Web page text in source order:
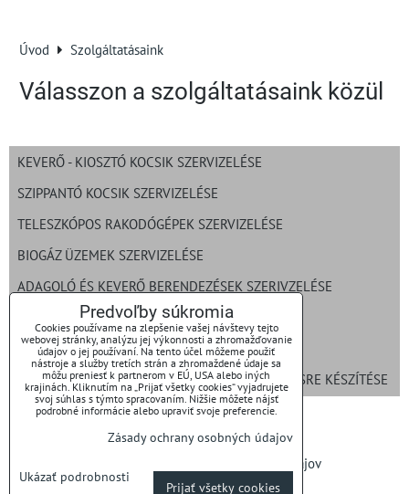
Úvod Szolgáltatásaink
Válasszon a szolgáltatásaink közül
KEVERŐ - KIOSZTÓ KOCSIK SZERVIZELÉSE
SZIPPANTÓ KOCSIK SZERVIZELÉSE
TELESZKÓPOS RAKODÓGÉPEK SZERVIZELÉSE
BIOGÁZ ÜZEMEK SZERVIZELÉSE
ADAGOLÓ ÉS KEVERŐ BERENDEZÉSEK SZERIVZELÉSE
GABONA- ÉS KUKORICAROPPANTÁS
CUKORRÉPA ÉS GABONA BETÖLTÉSE ZSÁKOKBA
VASALKATRÉSZEK ROZSDÁTLANÍTÁSA ÉS FESTÉSRE KÉSZÍTÉSE
Zásady ochrany osobných údajov
Predvoľby súkromia
Cookies používame na zlepšenie vašej návštevy tejto
webovej stránky, analýzu jej výkonnosti a zhromažďovanie
údajov o jej používaní. Na tento účel môžeme použiť
nástroje a služby tretích strán a zhromaždené údaje sa
môžu preniesť k partnerom v EÚ, USA alebo iných
krajinách. Kliknutím na „Prijať všetky cookies“ vyjadrujete
svoj súhlas s týmto spracovaním. Nižšie môžete nájsť
podrobné informácie alebo upraviť svoje preferencie.
Zásady ochrany osobných údajov
Ukázať podrobnosti
Prijať všetky cookies